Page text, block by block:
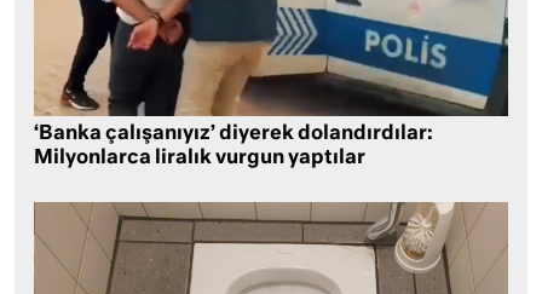
‘Banka çalışanıyız’ diyerek dolandırdılar:
Milyonlarca liralık vurgun yaptılar